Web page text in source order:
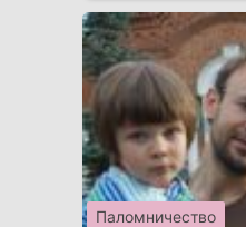
Паломничество